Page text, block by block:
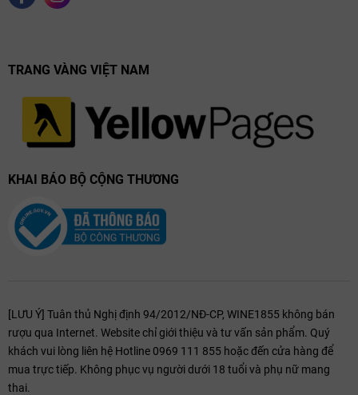
TRANG VÀNG VIỆT NAM
KHAI BÁO BỘ CỘNG THƯƠNG
[LƯU Ý] Tuân thủ Nghị định 94/2012/NĐ-CP, WINE1855 không bán
rượu qua Internet. Website chỉ giới thiệu và tư vấn sản phẩm. Quý
khách vui lòng liên hệ Hotline 0969 111 855 hoặc đến cửa hàng để
mua trực tiếp. Không phục vụ người dưới 18 tuổi và phụ nữ mang
thai.